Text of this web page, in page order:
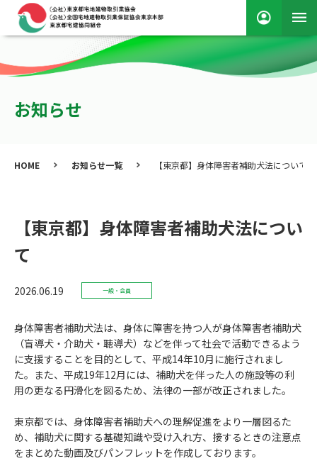
お知らせ
HOME お知らせ一覧 【東京都】身体障害者補助犬法について
【東京都】身体障害者補助犬法につい
て
2026.06.19 一般・会員
身体障害者補助犬法は、身体に障害を持つ人が身体障害者補助犬
（盲導犬・介助犬・聴導犬）などを伴って社会で活動できるよう
に支援することを目的として、平成14年10月に施行されまし
た。また、平成19年12月には、補助犬を伴った人の施設等の利
用の更なる円滑化を図るため、法律の一部が改正されました。
東京都では、身体障害者補助犬への理解促進をより一層図るた
め、補助犬に関する基礎知識や受け入れ方、接するときの注意点
をまとめた動画及びパンフレットを作成しております。